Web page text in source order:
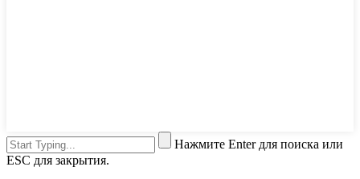
Нажмите Enter для поиска или
ESC для закрытия.